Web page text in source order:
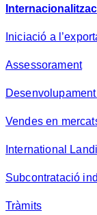
Iniciació a
Assessorament
Vendes en
International
Subcontratació
Tràmits